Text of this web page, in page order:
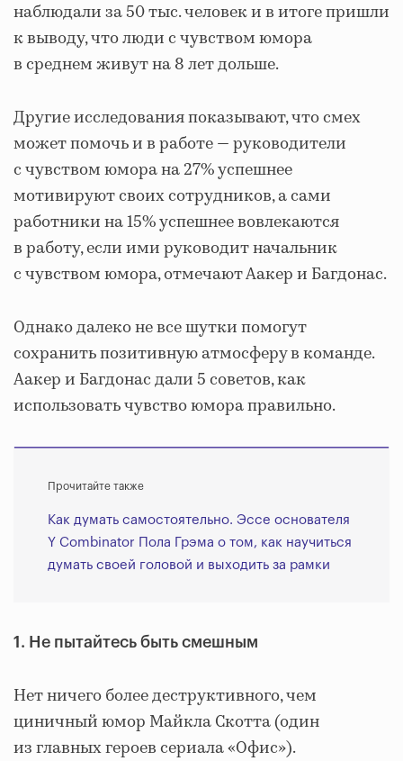
наблюдали за 50 тыс. человек и в итоге пришли
к выводу, что люди с чувством юмора
в среднем живут на 8 лет дольше.
Другие исследования показывают, что смех
может помочь и в работе ― руководители
с чувством юмора на 27% успешнее
мотивируют своих сотрудников, а сами
работники на 15% успешнее вовлекаются
в работу, если ими руководит начальник
с чувством юмора, отмечают Аакер и Багдонас.
Однако далеко не все шутки помогут
сохранить позитивную атмосферу в команде.
Аакер и Багдонас дали 5 советов, как
использовать чувство юмора правильно.
Прочитайте также
Как думать самостоятельно. Эссе основателя
Y Combinator Пола Грэма о том, как научиться
думать своей головой и выходить за рамки
1. Не пытайтесь быть смешным
Нет ничего более деструктивного, чем
циничный юмор Майкла Скотта (один
из главных героев сериала «Офис»).